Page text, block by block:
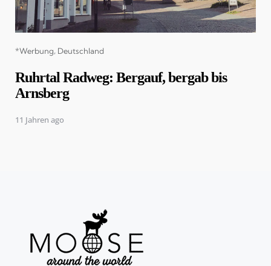
Categories
*Werbung Deutschland
Ruhrtal Radweg: Bergauf, bergab bis
Arnsberg
11 Jahren ago